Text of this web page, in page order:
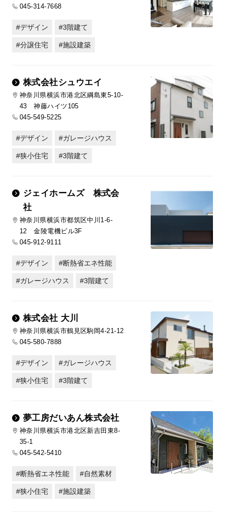
045-314-7668
デザイン 3階建て
分譲住宅 施設建築
株式会社シュウエイ
神奈川県横浜市港北区綱島東5-10-
43 神藤ハイツ105
045-549-5225
デザイン ガレージハウス
狭小住宅 3階建て
ジェイホームズ 株式会
社
神奈川県横浜市都筑区中川1-6-
12 金陵電機ビル3F
045-912-9111
デザイン 断熱省エネ性能
ガレージハウス 3階建て
株式会社 大川
神奈川県横浜市鶴見区駒岡4-21-12
045-580-7888
デザイン ガレージハウス
狭小住宅 3階建て
夢工房だいあん株式会社
神奈川県横浜市港北区新吉田東8-
35-1
045-542-5410
断熱省エネ性能 自然素材
狭小住宅 施設建築